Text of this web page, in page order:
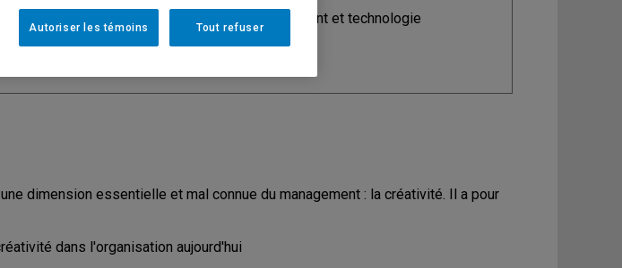
Discipline: Management et technologie
dimension essentielle et mal connue du management : la créativité. Il a pour
dans l'organisation aujourd'hui
Tout refuser
Autoriser les témoins